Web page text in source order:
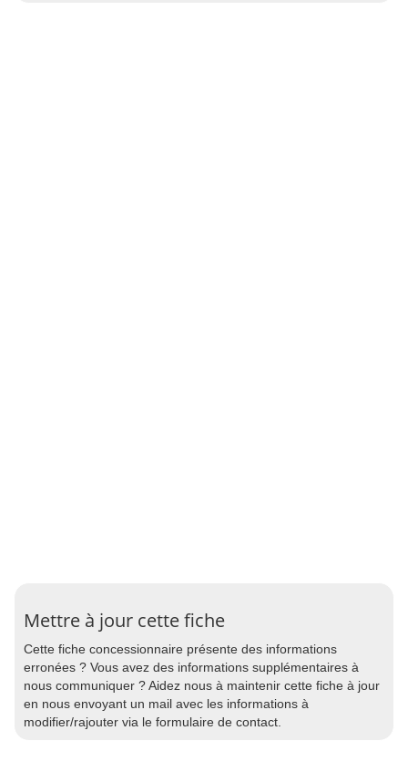
Mettre à jour cette fiche
Cette fiche concessionnaire présente des informations
erronées ? Vous avez des informations supplémentaires à
nous communiquer ? Aidez nous à maintenir cette fiche à jour
en nous envoyant un mail avec les informations à
modifier/rajouter via le formulaire de contact.